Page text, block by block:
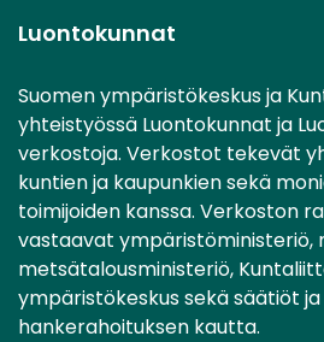
Luontokunnat
Suomen ympäristökeskus ja
yhteistyössä Luontokunnat ja
verkostoja. Verkostot tekevät
kuntien ja kaupunkien sekä
toimijoiden kanssa. Verkoston
vastaavat ympäristöministeriö,
metsätalousministeriö,
ympäristökeskus sekä säätiöt
hankerahoituksen kautta.